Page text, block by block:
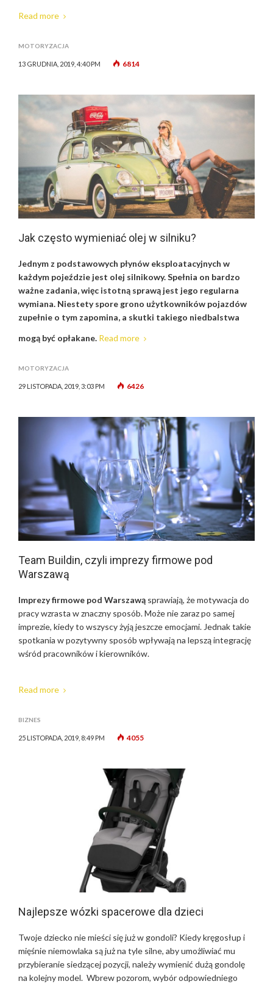
Read more
MOTORYZACJA
13 GRUDNIA, 2019, 4:40 PM 6814
Jak często wymieniać olej w silniku?
Jednym z podstawowych płynów eksploatacyjnych w
każdym pojeździe jest olej silnikowy. Spełnia on bardzo
ważne zadania, więc istotną sprawą jest jego regularna
wymiana. Niestety spore grono użytkowników pojazdów
zupełnie o tym zapomina, a skutki takiego niedbalstwa
mogą być opłakane. Read more
MOTORYZACJA
29 LISTOPADA, 2019, 3:03 PM 6426
Team Buildin, czyli imprezy firmowe pod
Warszawą
Imprezy firmowe pod Warszawą sprawiają, że motywacja do
pracy wzrasta w znaczny sposób. Może nie zaraz po samej
imprezie, kiedy to wszyscy żyją jeszcze emocjami. Jednak takie
spotkania w pozytywny sposób wpływają na lepszą integrację
wśród pracowników i kierowników.
Read more
BIZNES
25 LISTOPADA, 2019, 8:49 PM 4055
Najlepsze wózki spacerowe dla dzieci
Twoje dziecko nie mieści się już w gondoli? Kiedy kręgosłup i
mięśnie niemowlaka są już na tyle silne, aby umożliwiać mu
przybieranie siedzącej pozycji, należy wymienić dużą gondolę
na kolejny model. Wbrew pozorom, wybór odpowiedniego